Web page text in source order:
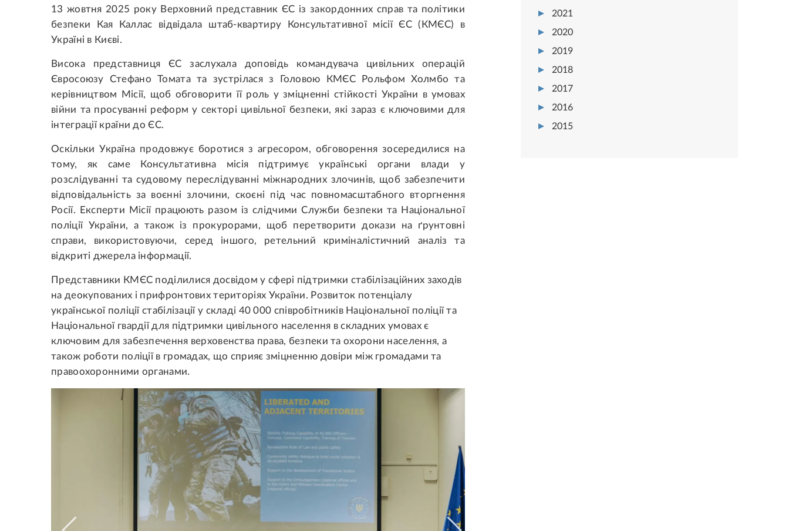
13 жовтня 2025 року Верховний представник ЄС із закордонних справ та політики
безпеки Кая Каллас відвідала штаб-квартиру Консультативної місії ЄС (КМЄС) в
Україні в Києві.
Висока представниця ЄС заслухала доповідь командувача цивільних операцій
Євросоюзу Стефано Томата та зустрілася з Головою КМЄС Рольфом Холмбо та
керівництвом Місії, щоб обговорити її роль у зміцненні стійкості України в умовах
війни та просуванні реформ у секторі цивільної безпеки, які зараз є ключовими для
інтеграції країни до ЄС.
Оскільки Україна продовжує боротися з агресором, обговорення зосередилися на
тому, як саме Консультативна місія підтримує українські органи влади у
розслідуванні та судовому переслідуванні міжнародних злочинів, щоб забезпечити
відповідальність за воєнні злочини, скоєні під час повномасштабного вторгнення
Росії. Експерти Місії працюють разом із слідчими Служби безпеки та Національної
поліції України, а також із прокурорами, щоб перетворити докази на ґрунтовні
справи, використовуючи, серед іншого, ретельний криміналістичний аналіз та
відкриті джерела інформації.
Представники КМЄС поділилися досвідом у сфері підтримки стабілізаційних заходів
на деокупованих і прифронтових територіях України. Розвиток потенціалу
української поліції стабілізації у складі 40 000 співробітників Національної поліції та
Національної гвардії для підтримки цивільного населення в складних умовах є
ключовим для забезпечення верховенства права, безпеки та охорони населення, а
також роботи поліції в громадах, що сприяє зміцненню довіри між громадами та
правоохоронними органами.
2021
2020
2019
2018
2017
2016
2015